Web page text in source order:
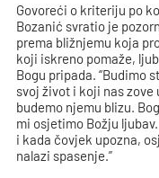
Govoreći o kriteriju po
Bozanić svratio je
prema bližnjemu koja
koji iskreno pomaže,
Bogu pripada. “Budimo
svoj život i koji nas zove
budemo njemu blizu.
mi osjetimo Božju
i kada čovjek upozna,
nalazi spasenje.”